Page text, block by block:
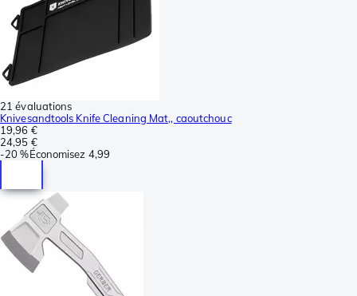
21 évaluations
Knivesandtools Knife Cleaning Mat,, caoutchouc
19,96 €
24,95 €
-20 %Économisez 4,99